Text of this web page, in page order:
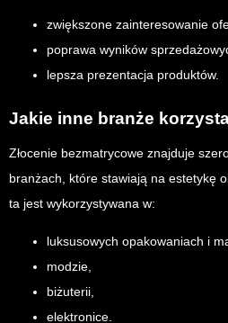
zwiększone zainteresowanie
poprawa wyników
lepsza prezentacja produktów.
Jakie inne branże
Złocenie bezmatrycowe znajduje
branżach, które stawiają na estetykę
ta jest wykorzystywana w:
luksusowych opakowaniach i
modzie,
biżuterii,
elektronice.